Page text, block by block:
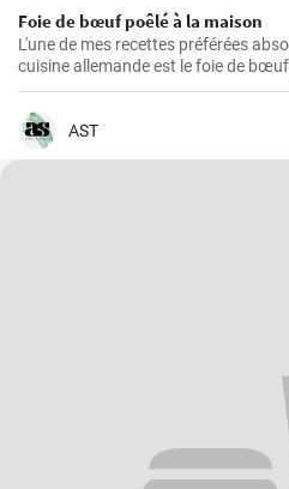
Foie de bœuf poêlé à la maison
L'une de mes recettes préférées
cuisine allemande est le foie de
depuis des années dans ma propre
ajustements au fil du temps pour le
heureux de le partager ici avec vous.
AST